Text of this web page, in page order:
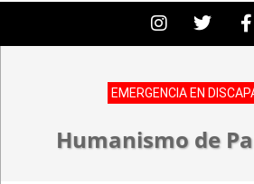
EMERGENCIA EN
Humanismo de